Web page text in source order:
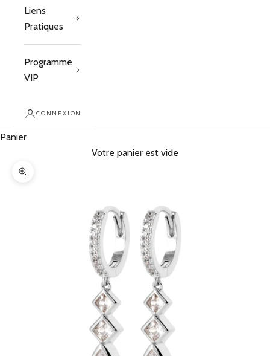
Liens
Pratiques
Programme
VIP
CONNEXION
Panier
Votre panier est vide
Zoomer sur l'image